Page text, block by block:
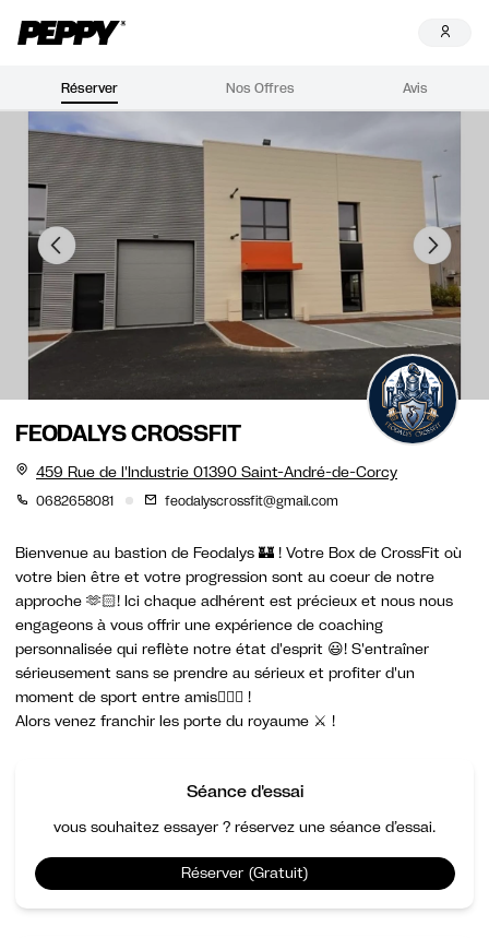
Réserver Nos Offres Avis
FEODALYS CROSSFIT
459 Rue de l'Industrie 01390 Saint-André-de-Corcy
0682658081 feodalyscrossfit@gmail.com
Bienvenue au bastion de Feodalys 🏰 ! Votre Box de CrossFit où
votre bien être et votre progression sont au coeur de notre
approche 🫶🏻! Ici chaque adhérent est précieux et nous nous
engageons à vous offrir une expérience de coaching
personnalisée qui reflète notre état d'esprit 😃! S'entraîner
sérieusement sans se prendre au sérieux et profiter d'un
moment de sport entre amis🏋🏻‍♂️ !
Alors venez franchir les porte du royaume ⚔️ !
Séance d'essai
vous souhaitez essayer ? réservez une séance d’essai.
Réserver (Gratuit)